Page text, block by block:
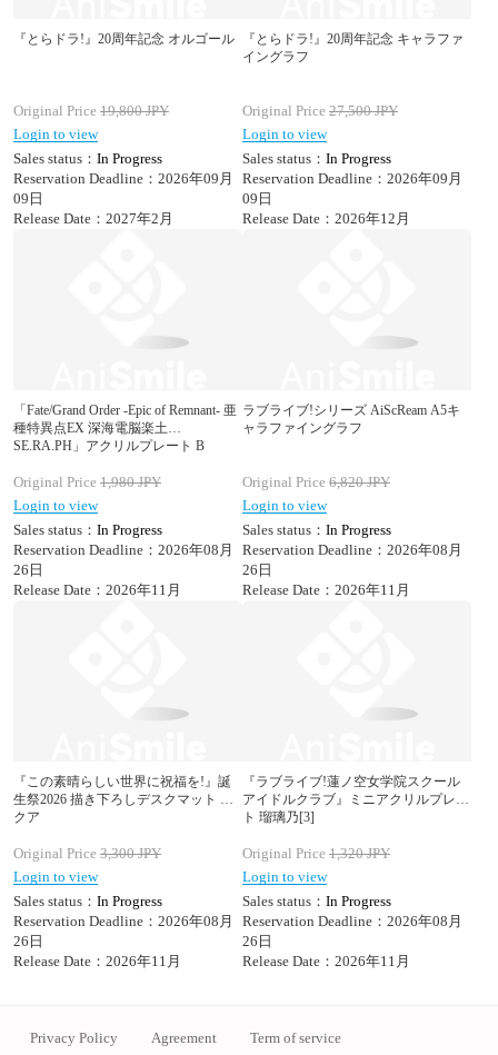
『とらドラ!』20周年記念 オルゴール
Original Price 19,800JPY
Login to view
Sales status： In Progress
Reservation Deadline：2026年09月
09日
Release Date：2027年2月
『とらドラ!』20周年記念 キャラファ
イングラフ
Original Price 27,500JPY
Login to view
Sales status： In Progress
Reservation Deadline：2026年09月
09日
Release Date：2026年12月
「Fate/Grand Order -Epic of Remnant- 亜
種特異点EX 深海電脳楽土
SE.RA.PH」アクリルプレート B
Original Price 1,980JPY
Login to view
Sales status： In Progress
Reservation Deadline：2026年08月
26日
Release Date：2026年11月
ラブライブ!シリーズ AiScReam A5キ
ャラファイングラフ
Original Price 6,820JPY
Login to view
Sales status： In Progress
Reservation Deadline：2026年08月
26日
Release Date：2026年11月
『この素晴らしい世界に祝福を!』誕
生祭2026 描き下ろしデスクマット ア
クア
Original Price 3,300JPY
Login to view
Sales status： In Progress
Reservation Deadline：2026年08月
26日
Release Date：2026年11月
『ラブライブ!蓮ノ空女学院スクール
アイドルクラブ』ミニアクリルプレー
ト 瑠璃乃[3]
Original Price 1,320JPY
Login to view
Sales status： In Progress
Reservation Deadline：2026年08月
26日
Release Date：2026年11月
Privacy Policy Agreement Term of service